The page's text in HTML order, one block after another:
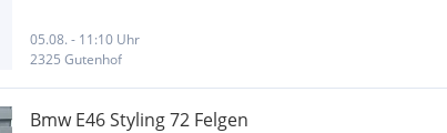
05.08. - 11:10 Uhr
2325 Gutenhof
Bmw E46 Styling 72 Felgen